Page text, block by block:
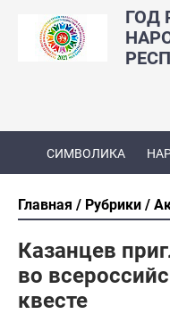
ГОД
СИМВОЛИКА
Главная Рубрики
Казанцев
во
квесте